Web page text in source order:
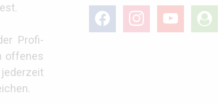
Profi-
offenes
facebookinstagramyoutube
user-
circle